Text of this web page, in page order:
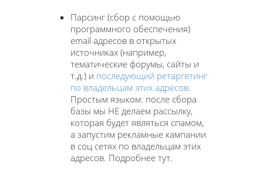
Парсинг (сбор с помощью
программного обеспечения)
email адресов в открытых
источниках (например,
тематические форумы, сайты и
т.д.) и последующий ретаргетинг
по владельцам этих адресов.
Простым языком: после сбора
базы мы НЕ делаем рассылку,
которая будет являться спамом,
а запустим рекламные кампании
в соц сетях по владельцам этих
адресов. Подробнее тут.